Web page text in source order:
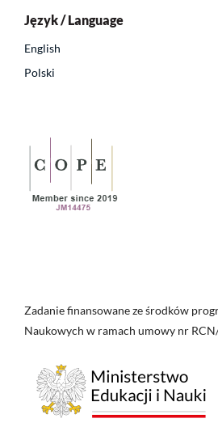
Język / Language
English
Polski
Zadanie finansowane ze środków
Naukowych w ramach umowy nr